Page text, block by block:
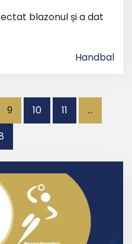
blazonul și a dat
Handbal
9 10 11
…